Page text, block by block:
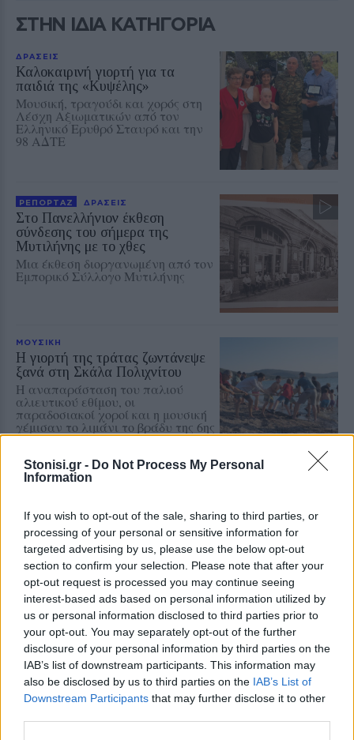
Stonisi.gr - Do Not Process My Personal
Information
If you wish to opt-out of the sale, sharing to third parties, or
processing of your personal or sensitive information for
targeted advertising by us, please use the below opt-out
section to confirm your selection. Please note that after your
opt-out request is processed you may continue seeing
interest-based ads based on personal information utilized by
us or personal information disclosed to third parties prior to
your opt-out. You may separately opt-out of the further
disclosure of your personal information by third parties on the
IAB’s list of downstream participants. This information may
also be disclosed by us to third parties on the IAB’s List of
Downstream Participants that may further disclose it to other
ΣΤΗΝ ΙΔΙΑ ΚΑΤΗΓΟΡΙΑ
ΔΡΑΣΕΙΣ
Καλοκαιρινή γιορτή για τα
παιδιά της «Κυψέλης»
Μουσική, τραγούδι και χορός στη
Λέσχη Αξιωματικών από τον
Ελληνικό Ερυθρό Σταυρό και την
98 ΑΔΤΕ
ΡΕΠΟΡΤΑΖ ΔΡΑΣΕΙΣ
Στο Πανελλήνιον έκθεση
σύνδεσης του σήμερα της
Μυτιλήνης με το χθες
Μια έκθεση διοργανωμένη από τον
Εμπορικό Σύλλογο Μυτιλήνης
ΜΟΥΣΙΚΗ
Η γιορτή της τράτας ζωντάνεψε
ξανά στη Σκάλα Πολιχνίτου
Η αναπαράσταση του παλιού
αλιευτικού εθίμου, οι
παραδοσιακοί χοροί και η μουσική
γέμισαν το λιμάνι το βράδυ της 6ης
Αυγούστου
ΠΡΟΣΦΥΓΕΣ
τα παιδιά του Κοινωνικού
Φροντιστηρίου Μυτιλήνης
Βραβεύτηκαν οι μαθητές για την
προσπάθειά τους – Ο Ματίν, παιδί
πρόσφυγας, πέρασε στη
Νοσηλευτική του Αριστοτελείου
Πανεπιστημίου Θεσσαλονίκης
ΡΕΠΟΡΤΑΖ ΔΡΑΣΕΙΣ
Για τον «πυρηνικό εφιάλτη»
προειδοποίησε η Επιτροπή
ειρήνης Λέσβου
Μια συγκέντρωση γεμάτη
μηνύματα και νοήματα για τον
πόλεμο και την ειρήνη